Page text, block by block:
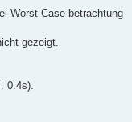
Worst-Case-betrachtung
gezeigt.
0.4s).